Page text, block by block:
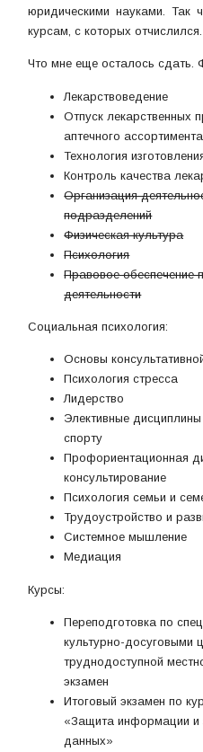
юридическими науками. Так
курсам, с которых
Что мне еще осталось сдать.
Лекарствоведение
Отпуск лекарственных
аптечного ассортимента
Технология
Контроль качества
Организация
подразделений
Физическая культура
Психология
Правовое обеспечение
деятельности
Социальная психология:
Основы
Психология стресса
Лидерство
Элективные
спорту
Профориентационная
консультирование
Психология семьи и
Трудоустройство и
Системное мышление
Медиация
Курсы:
Переподготовка по
культурно-досуговыми
труднодоступной
экзамен
Итоговый экзамен по
«Защита информации и
данных»